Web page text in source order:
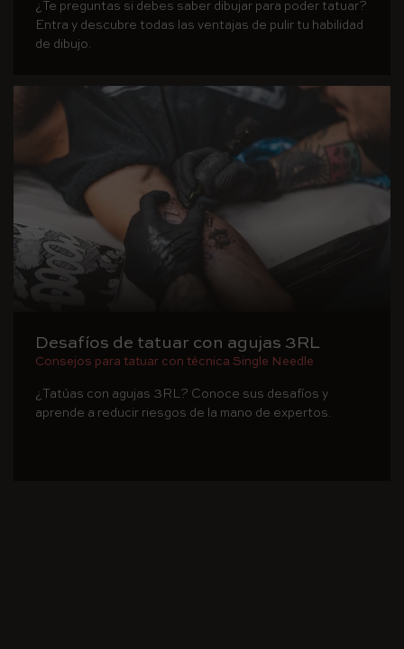
¿Te preguntas si debes saber dibujar para poder tatuar?
Entra y descubre todas las ventajas de pulir tu habilidad
de dibujo.
Desafíos de tatuar con agujas 3RL
Consejos para tatuar con técnica Single Needle
¿Tatúas con agujas 3RL? Conoce sus desafíos y
aprende a reducir riesgos de la mano de expertos.